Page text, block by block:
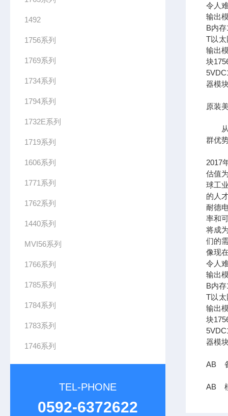
1492
1756系列
1769系列
1734系列
1794系列
1732E系列
1719系列
1606系列
1771系列
1762系列
1440系列
MVI56系列
1766系列
1785系列
1784系列
1783系列
1746系列
TEL-PHONE
0592-6372622
令人
输出
B内
T以太
输出
块
器模
原装
从长
群优
2017
估值
球工
的人
耐德
率和
将成
们的
像现
令人
输出
B内
T以太
输出
块
器模
AB
AB